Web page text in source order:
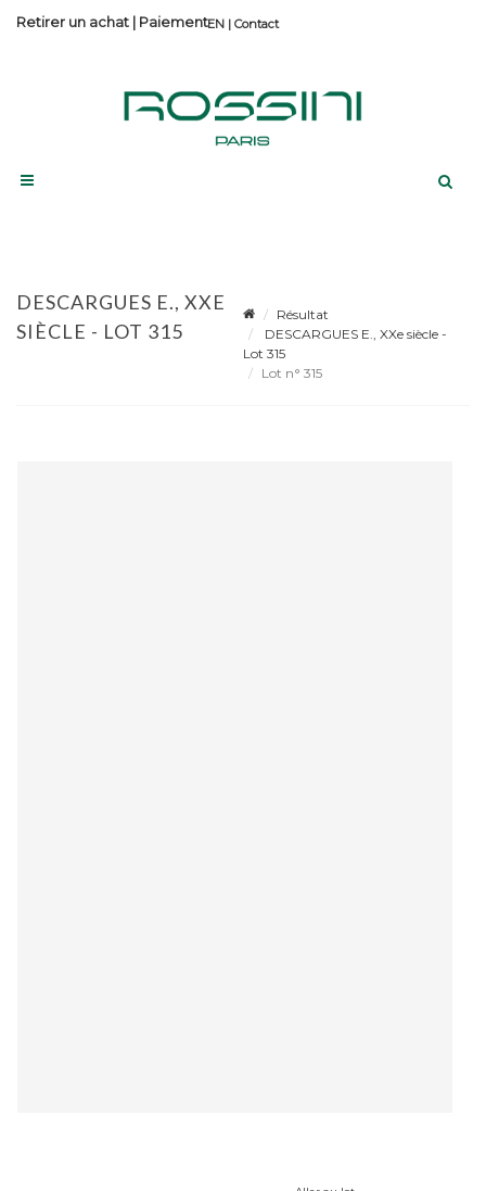
Contact
Retirer un achat | Paiement
DESCARGUES E., XXE
SIÈCLE - LOT 315
Résultat
DESCARGUES E., XXe siècle -
Lot 315
Lot n° 315